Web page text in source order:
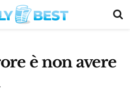
è non avere